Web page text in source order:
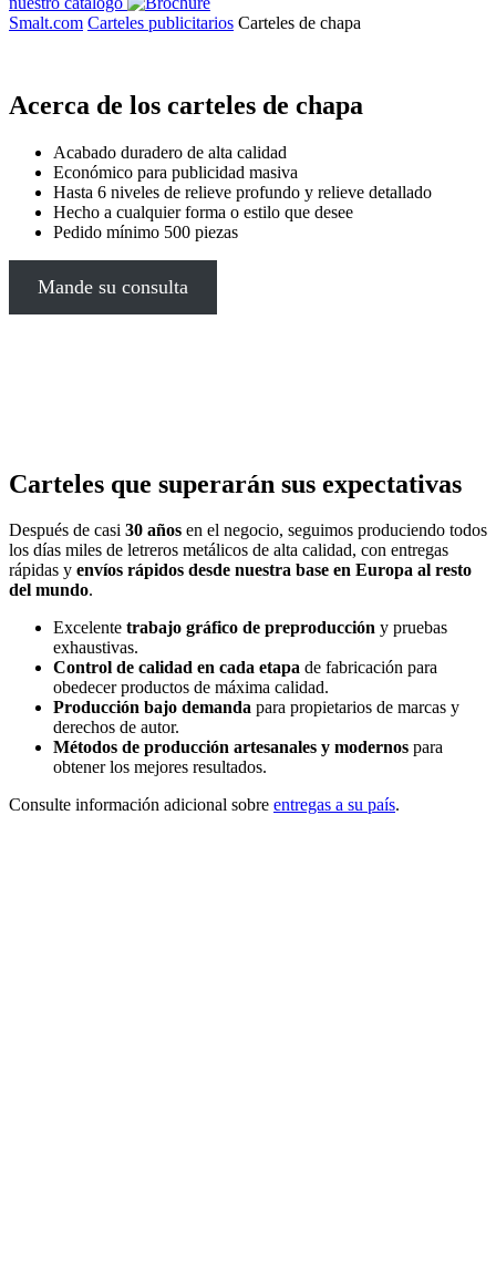
Smalt.com Carteles publicitarios Carteles de chapa
Acerca de los carteles de chapa
Acabado duradero de alta calidad
Económico para publicidad masiva
Hasta 6 niveles de relieve profundo y relieve detallado
Hecho a cualquier forma o estilo que desee
Pedido mínimo 500 piezas
Mande su consulta
Carteles que superarán sus expectativas
Después de casi 30 años en el negocio, seguimos produciendo todos
los días miles de letreros metálicos de alta calidad, con entregas
rápidas y envíos rápidos desde nuestra base en Europa al resto
del mundo.
Excelente trabajo gráfico de preproducción y pruebas
exhaustivas.
Control de calidad en cada etapa de fabricación para
obedecer productos de máxima calidad.
Producción bajo demanda para propietarios de marcas y
derechos de autor.
Métodos de producción artesanales y modernos para
obtener los mejores resultados.
Consulte información adicional sobre entregas a su país.